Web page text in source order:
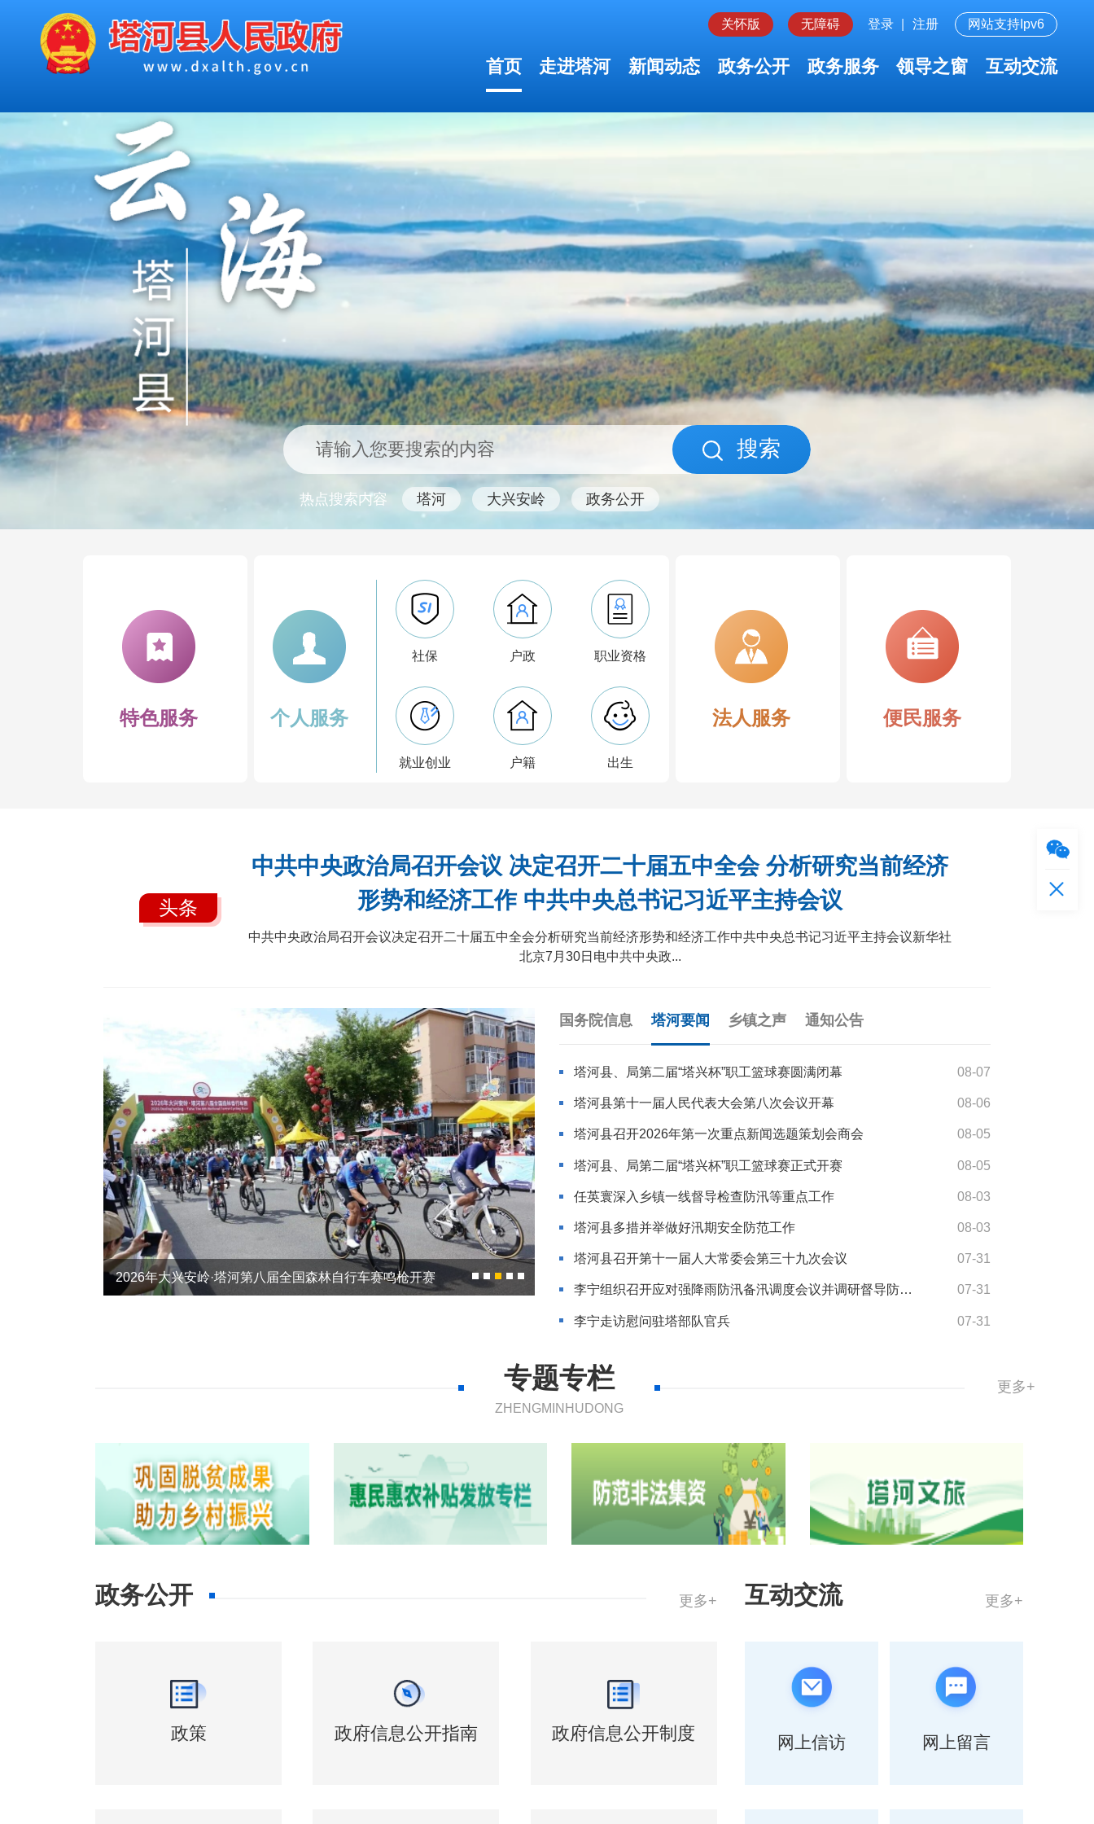
网站支持Ipv6
登录 注册
关怀版 无障碍
首页 走进塔河 新闻动态 政务公开 政务服务 领导之窗 互动交流
搜索
热点搜索内容 塔河 大兴安岭 政务公开
特色服务
高考专区 企业开办一网通办 企业注销一网服务
个人服务
社保 户政 职业资格
就业创业 户籍 出生
法人服务
企业注册
便民服务
头条
中共中央政治局召开会议 决定召开二十届五中全会 分析研究当前经济
形势和经济工作 中共中央总书记习近平主持会议
中共中央政治局召开会议决定召开二十届五中全会分析研究当前经济形势和经济工作中共中央总书记习近平主持会议新华社
北京7月30日电中共中央政...
2026大兴安岭·塔河第八届全国森林自行车赛推介会启幕
2026年大兴安岭·塔河第八届全国森林自行车赛落幕
2026年大兴安岭·塔河第八届全国森林自行车赛开幕式
2026年大兴安岭·塔河第八届全国森林自行车赛鸣枪开赛
骑行界江驿路 感受生态塔河 2026年大兴安岭·塔河第八届全国森林自行车赛赛事推介会在哈尔滨举办
2026大兴安岭·塔河第八届全国森林自行车赛推介会启幕
2026年大兴安岭·塔河第八届全国森林自行车赛落幕
国务院信息 塔河要闻 乡镇之声 通知公告
塔河县、局第二届“塔兴杯”职工篮球赛圆满闭幕 08-07
塔河县第十一届人民代表大会第八次会议开幕 08-06
塔河县召开2026年第一次重点新闻选题策划会商会 08-05
塔河县、局第二届“塔兴杯”职工篮球赛正式开赛 08-05
任英寰深入乡镇一线督导检查防汛等重点工作 08-03
塔河县多措并举做好汛期安全防范工作 08-03
塔河县召开第十一届人大常委会第三十九次会议 07-31
李宁组织召开应对强降雨防汛备汛调度会议并调研督导防汛备汛工作 07-31
李宁走访慰问驻塔部队官兵 07-31
专题专栏
ZHENGMINHUDONG
更多+
政务公开 更多+
政策 政府信息公开指南 政府信息公开制度
互动交流 更多+
网上信访 网上留言